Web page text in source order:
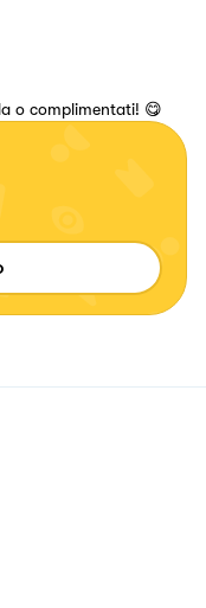
o complimentati! 😋